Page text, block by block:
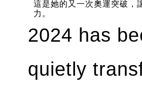
這是她的又一次奧運突破，
力。
2024 has
quietly